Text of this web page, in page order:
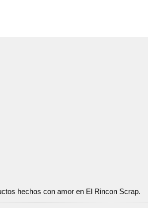
hechos con amor en El Rincon Scrap.